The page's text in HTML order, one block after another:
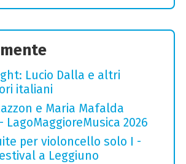
Lucio Dalla e altri
italiani
e Maria Mafalda
LagoMaggioreMusica 2026
per violoncello solo I -
a Leggiuno